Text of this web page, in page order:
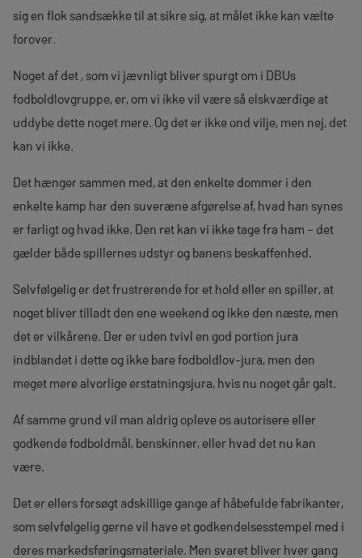
sig en flok sandsække til at sikre sig, at målet ikke kan vælte
forover.
Noget af det , som vi jævnligt bliver spurgt om i DBUs
fodboldlovgruppe, er, om vi ikke vil være så elskværdige at
uddybe dette noget mere. Og det er ikke ond vilje, men nej, det
kan vi ikke.
Det hænger sammen med, at den enkelte dommer i den
enkelte kamp har den suveræne afgørelse af, hvad han synes
er farligt og hvad ikke. Den ret kan vi ikke tage fra ham – det
gælder både spillernes udstyr og banens beskaffenhed.
Selvfølgelig er det frustrerende for et hold eller en spiller, at
noget bliver tilladt den ene weekend og ikke den næste, men
det er vilkårene. Der er uden tvivl en god portion jura
indblandet i dette og ikke bare fodboldlov-jura, men den
meget mere alvorlige erstatningsjura, hvis nu noget går galt.
Af samme grund vil man aldrig opleve os autorisere eller
godkende fodboldmål, benskinner, eller hvad det nu kan
være.
Det er ellers forsøgt adskillige gange af håbefulde fabrikanter,
som selvfølgelig gerne vil have et godkendelsesstempel med i
deres markedsføringsmateriale. Men svaret bliver hver gang